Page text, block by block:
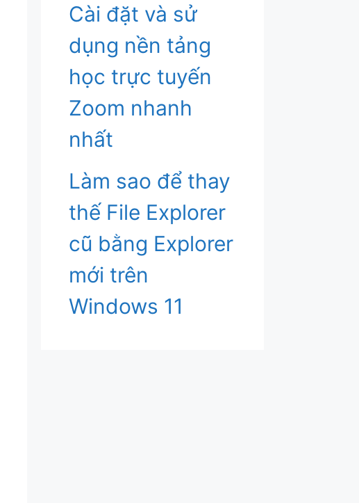
Cài đặt và sử
dụng nền tảng
học trực tuyến
Zoom nhanh
nhất
Làm sao để thay
thế File Explorer
cũ bằng Explorer
mới trên
Windows 11